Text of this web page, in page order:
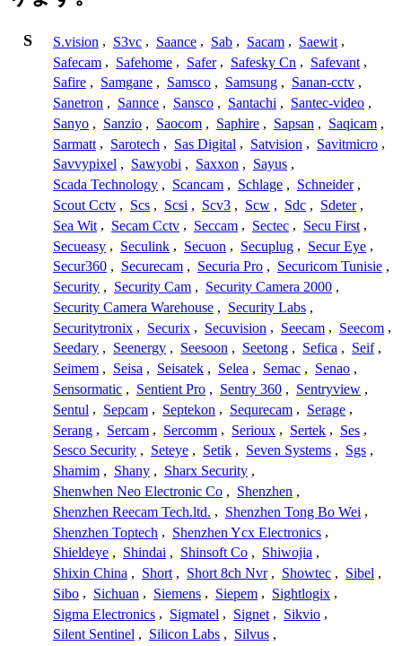
S S.vision , S3vc , Saance , Sab , Sacam , Saewit ,
Safecam , Safehome , Safer , Safesky Cn , Safevant ,
Safire , Samgane , Samsco , Samsung , Sanan-cctv ,
Sanetron , Sannce , Sansco , Santachi , Santec-video ,
Sanyo , Sanzio , Saocom , Saphire , Sapsan , Saqicam ,
Sarmatt , Sarotech , Sas Digital , Satvision , Savitmicro ,
Savvypixel , Sawyobi , Saxxon , Sayus ,
Scada Technology , Scancam , Schlage , Schneider ,
Scout Cctv , Scs , Scsi , Scv3 , Scw , Sdc , Sdeter ,
Sea Wit , Secam Cctv , Seccam , Sectec , Secu First ,
Secueasy , Seculink , Secuon , Secuplug , Secur Eye ,
Secur360 , Securecam , Securia Pro , Securicom Tunisie ,
Security , Security Cam , Security Camera 2000 ,
Security Camera Warehouse , Security Labs ,
Securitytronix , Securix , Secuvision , Seecam , Seecom ,
Seedary , Seenergy , Seesoon , Seetong , Sefica , Seif ,
Seimem , Seisa , Seisatek , Selea , Semac , Senao ,
Sensormatic , Sentient Pro , Sentry 360 , Sentryview ,
Sentul , Sepcam , Septekon , Sequrecam , Serage ,
Serang , Sercam , Sercomm , Serioux , Sertek , Ses ,
Sesco Security , Seteye , Setik , Seven Systems , Sgs ,
Shamim , Shany , Sharx Security ,
Shenwhen Neo Electronic Co , Shenzhen ,
Shenzhen Reecam Tech.ltd. , Shenzhen Tong Bo Wei ,
Shenzhen Toptech , Shenzhen Ycx Electronics ,
Shieldeye , Shindai , Shinsoft Co , Shiwojia ,
Shixin China , Short , Short 8ch Nvr , Showtec , Sibel ,
Sibo , Sichuan , Siemens , Siepem , Sightlogix ,
Sigma Electronics , Sigmatel , Signet , Sikvio ,
Silent Sentinel , Silicon Labs , Silvus ,